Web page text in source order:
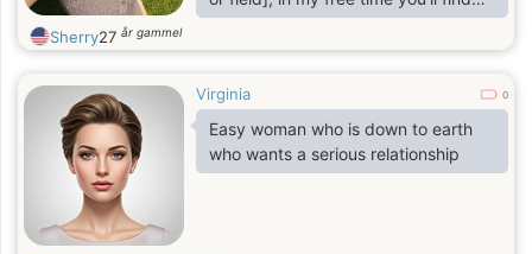
me hiking, trying new cafés, or
curled up with a novel. I care about
growing together. I’d love to meet
someone who’s curious about the
world, emotionally available, and
ready for real conversation (and the
Sherry27 år gammel
Virginia 0
Easy woman who is down to earth
who wants a serious relationship